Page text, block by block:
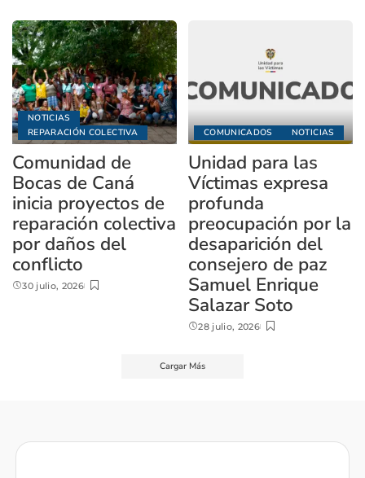
NOTICIAS
REPARACIÓN COLECTIVA
Comunidad de
Bocas de Caná
inicia proyectos de
reparación colectiva
por daños del
conflicto
30 julio, 2026
COMUNICADOS NOTICIAS
Unidad para las
Víctimas expresa
profunda
preocupación por la
desaparición del
consejero de paz
Samuel Enrique
Salazar Soto
28 julio, 2026
Cargar Más